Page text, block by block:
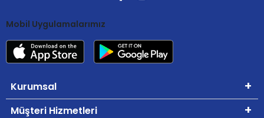
Mobil Uygulamalarımız
Kurumsal
Müşteri Hizmetleri